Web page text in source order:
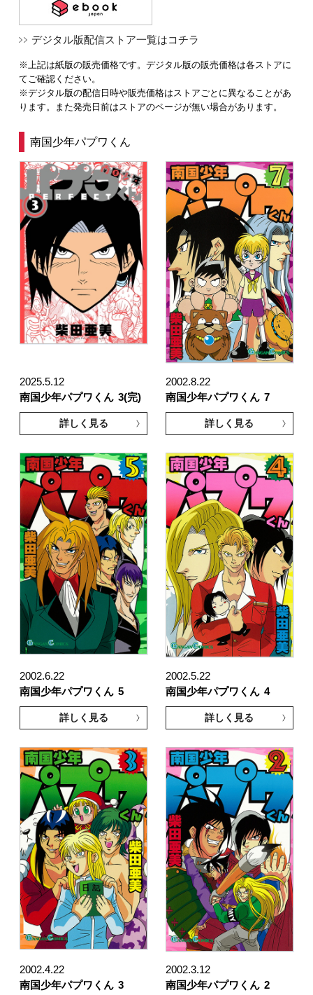
デジタル版配信ストア一覧はコチラ
※上記は紙版の販売価格です。デジタル版の販売価格は各ストアに
てご確認ください。
※デジタル版の配信日時や販売価格はストアごとに異なることがあ
ります。また発売日前はストアのページが無い場合があります。
南国少年パプワくん
2025.5.12
南国少年パプワくん 3(完)
詳しく見る
2002.8.22
南国少年パプワくん 7
詳しく見る
2002.6.22
南国少年パプワくん 5
詳しく見る
2002.5.22
南国少年パプワくん 4
詳しく見る
2002.4.22
南国少年パプワくん 3
2002.3.12
南国少年パプワくん 2